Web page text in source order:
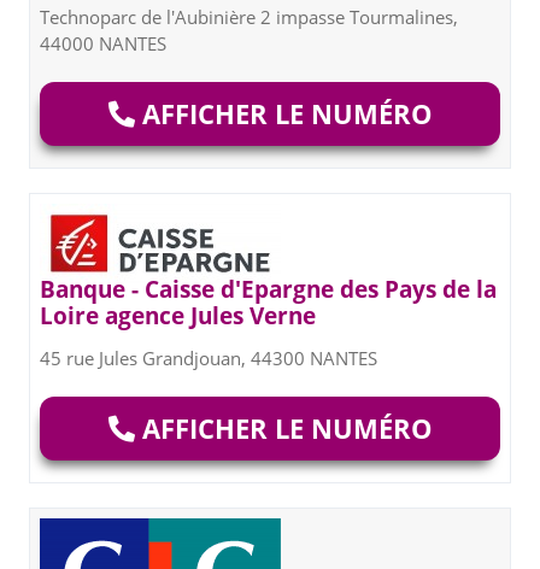
Technoparc de l'Aubinière 2 impasse Tourmalines,
44000 NANTES
AFFICHER LE NUMÉRO
Banque - Caisse d'Epargne des Pays de la
Loire agence Jules Verne
45 rue Jules Grandjouan, 44300 NANTES
AFFICHER LE NUMÉRO